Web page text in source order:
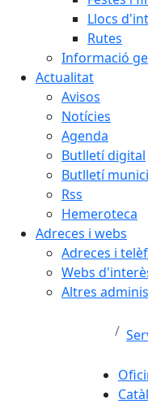
Llocs
Rutes
Informació
Actualitat
Avisos
Notícies
Agenda
Butlletí digital
Butlletí
Rss
Hemeroteca
Adreces i webs
Adreces i
Webs
Altres